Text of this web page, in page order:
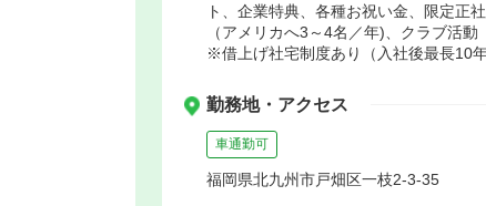
ト、企業特典、各種お祝い金、限定正
（アメリカへ3～4名／年)、クラブ活動
※借上げ社宅制度あり（入社後最長10年
勤務地・アクセス
車通勤可
福岡県北九州市戸畑区一枝2-3-35